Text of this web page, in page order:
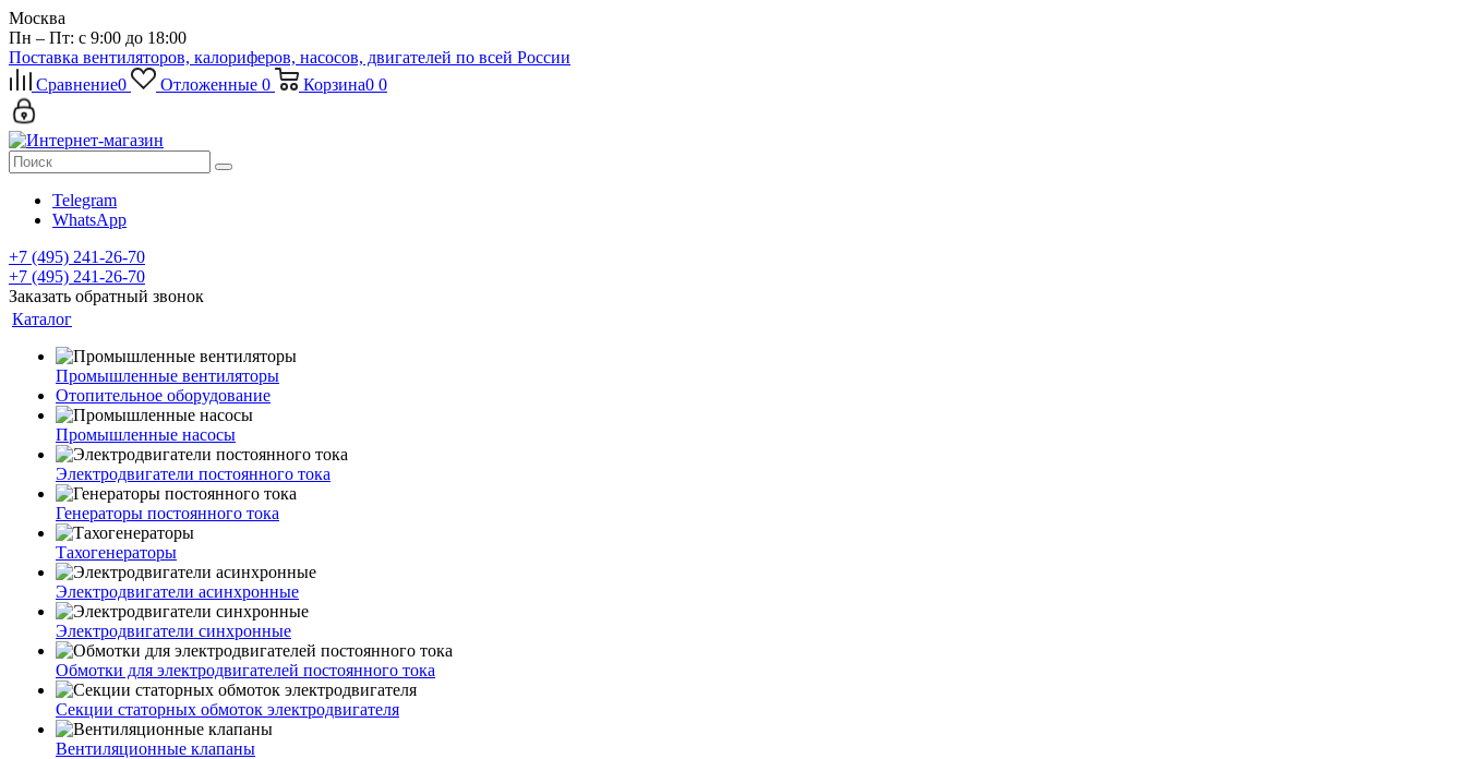
Москва
Пн – Пт: с 9:00 до 18:00
Поставка вентиляторов, калориферов, насосов, двигателей по всей России
Сравнение0 Отложенные 0 Корзина0 0
Telegram
WhatsApp
+7 (495) 241-26-70
+7 (495) 241-26-70
Заказать обратный звонок
Каталог
Промышленные вентиляторы
Отопительное оборудование
Промышленные насосы
Электродвигатели постоянного тока
Генераторы постоянного тока
Тахогенераторы
Электродвигатели асинхронные
Электродвигатели синхронные
Обмотки для электродвигателей постоянного тока
Секции статорных обмоток электродвигателя
Вентиляционные клапаны